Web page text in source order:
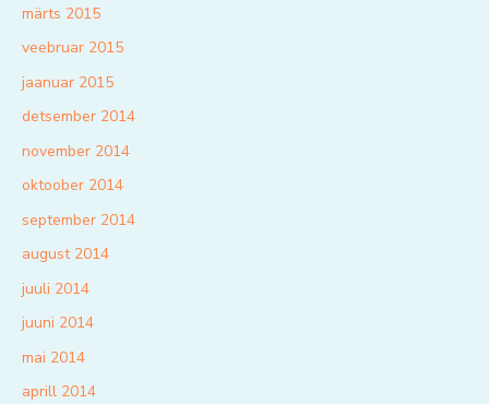
märts 2015
veebruar 2015
jaanuar 2015
detsember 2014
november 2014
oktoober 2014
september 2014
august 2014
juuli 2014
juuni 2014
mai 2014
aprill 2014